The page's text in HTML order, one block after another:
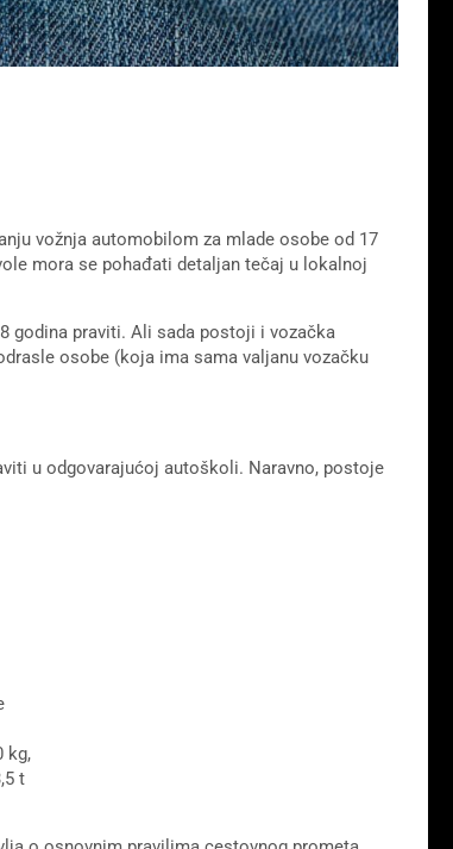
vožnja automobilom za mlade osobe od 17
mora se pohađati detaljan tečaj u lokalnoj
godina praviti. Ali sada postoji i vozačka
osobe (koja ima sama valjanu vozačku
u odgovarajućoj autoškoli. Naravno, postoje
kg,
t